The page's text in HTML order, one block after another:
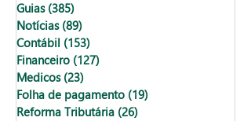
Guias (385)
Notícias (89)
Contábil (153)
Financeiro (127)
Medicos (23)
Folha de pagamento (19)
Reforma Tributária (26)